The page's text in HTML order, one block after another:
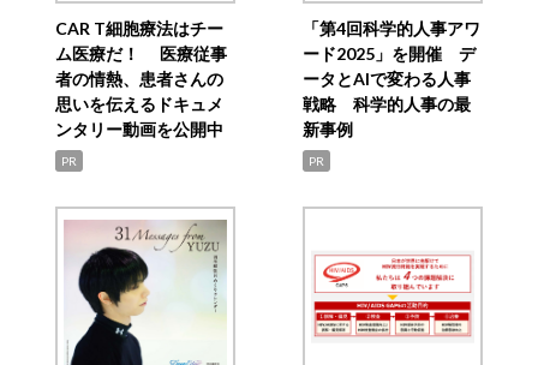
CAR T細胞療法はチー
ム医療だ！ 医療従事
者の情熱、患者さんの
思いを伝えるドキュメ
ンタリー動画を公開中
PR
「第4回科学的人事アワ
ード2025」を開催 デ
ータとAIで変わる人事
戦略 科学的人事の最
新事例
PR